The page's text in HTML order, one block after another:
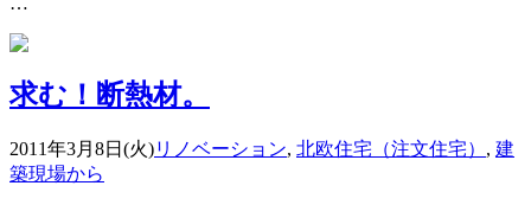
求む！断熱材。
2011年3月8日(火)リノベーション, 北欧住宅（注文住宅） , 建
築現場から